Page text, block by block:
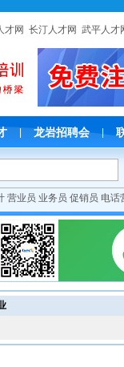
才网 长汀人才网 武平人才
龙岩招聘会 |
营业员 业务员 促销员 电话